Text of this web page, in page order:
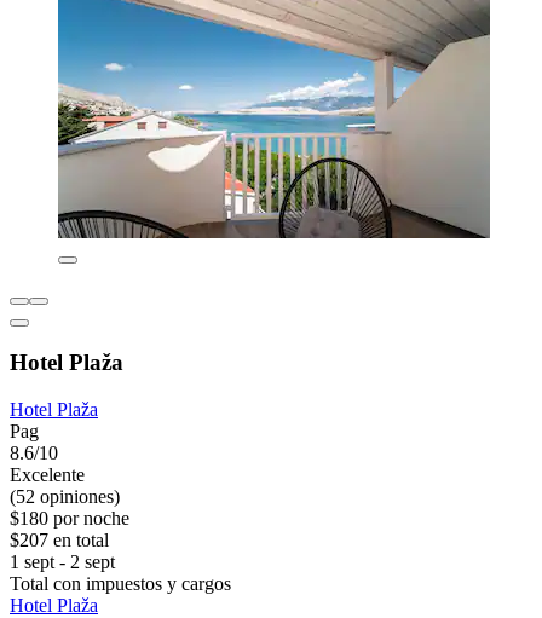
Hotel Plaža
Hotel Plaža
Pag
8.6/10
Excelente
(52 opiniones)
$180 por noche
$207 en total
1 sept - 2 sept
Total con impuestos y cargos
Hotel Plaža